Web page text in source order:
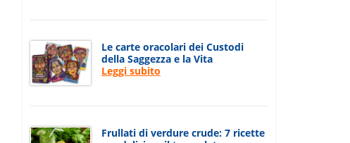
Le carte oracolari dei Custodi
della Saggezza e la Vita
Leggi subito
Frullati di verdure crude: 7 ricette